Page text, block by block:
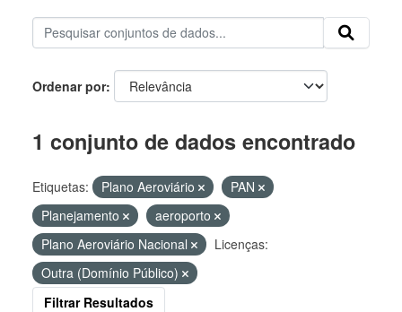
Ordenar por
1 conjunto de dados encontrado
Etiquetas: Plano Aeroviário
PAN
Planejamento
aeroporto
Plano Aeroviário Nacional
Licenças:
Outra (Domínio Público)
Filtrar Resultados